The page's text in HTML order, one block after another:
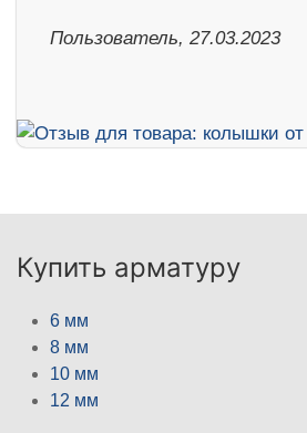
Пользователь, 27.03.2023
Купить арматуру
6 мм
8 мм
10 мм
12 мм